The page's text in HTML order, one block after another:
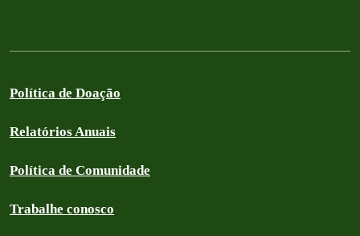
Política de Doação
Relatórios Anuais
Política de Comunidade
Trabalhe conosco